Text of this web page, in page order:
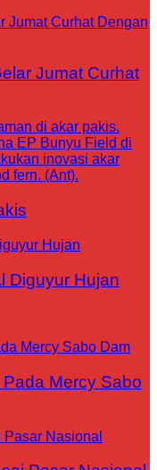
Jumat Curhat
Diguyur Hujan
Mercy Sabo